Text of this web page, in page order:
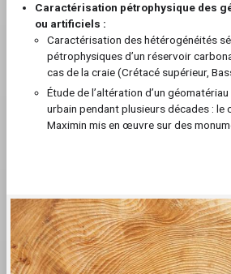
Caractérisation pétrophysique des
ou artificiels :
Caractérisation des hétérogénéités
pétrophysiques d’un réservoir
cas de la craie (Crétacé supérieur,
Étude de l’altération d’un
urbain pendant plusieurs décades : le
Maximin mis en œuvre sur des